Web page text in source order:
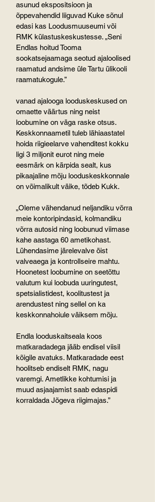
asunud ekspositsioon ja
õppevahendid liiguvad Kuke sõnul
edasi kas Loodusmuuseumi või
RMK külastuskeskustesse. „Seni
Endlas hoitud Tooma
sookatsejaamaga seotud ajaloolised
raamatud andsime üle Tartu ülikooli
raamatukogule.”
vanad ajalooga looduskeskused on
omaette väärtus ning neist
loobumine on väga raske otsus.
Keskkonnaametil tuleb lähiaastatel
hoida riigieelarve vahenditest kokku
ligi 3 miljonit eurot ning meie
eesmärk on kärpida sealt, kus
pikaajaline mõju looduskeskkonnale
on võimalikult väike, tõdeb Kukk.
„Oleme vähendanud neljandiku võrra
meie kontoripindasid, kolmandiku
võrra autosid ning loobunud viimase
kahe aastaga 60 ametikohast.
Lühendasime järelevalve öist
valveaega ja kontrollseire mahtu.
Hoonetest loobumine on seetõttu
valutum kui loobuda uuringutest,
spetsialistidest, koolitustest ja
arendustest ning sellel on ka
keskkonnahoiule väiksem mõju.
Endla looduskaitseala koos
matkaradadega jääb endisel viisil
kõigile avatuks. Matkaradade eest
hoolitseb endiselt RMK, nagu
varemgi. Ametlikke kohtumisi ja
muud asjaajamist saab edaspidi
korraldada Jõgeva riigimajas.”